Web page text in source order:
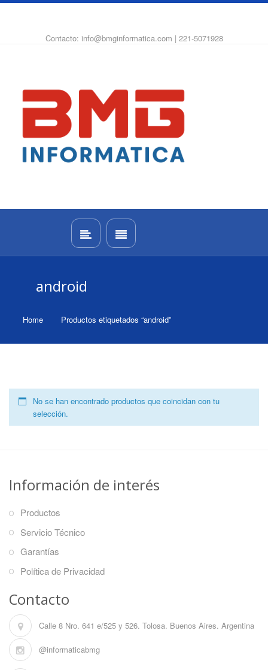
Contacto: info@bmginformatica.com | 221-5071928
android
Home Productos etiquetados “android”
No se han encontrado productos que coincidan con tu
selección.
Información de interés
Productos
Servicio Técnico
Garantías
Política de Privacidad
Contacto
Calle 8 Nro. 641 e/525 y 526. Tolosa. Buenos Aires. Argentina
@informaticabmg